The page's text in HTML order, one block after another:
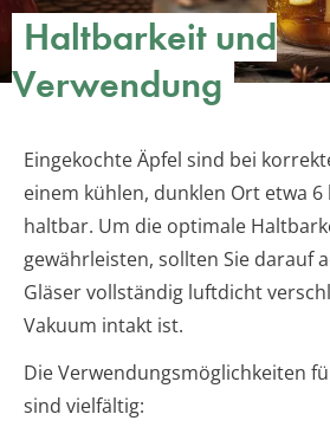
Haltbarkeit und
Verwendung
Eingekochte Äpfel sind bei
einem kühlen, dunklen Ort etwa 6
haltbar. Um die optimale
gewährleisten, sollten Sie darauf
Gläser vollständig luftdicht
Vakuum intakt ist.
Die Verwendungsmöglichkeiten
sind vielfältig: